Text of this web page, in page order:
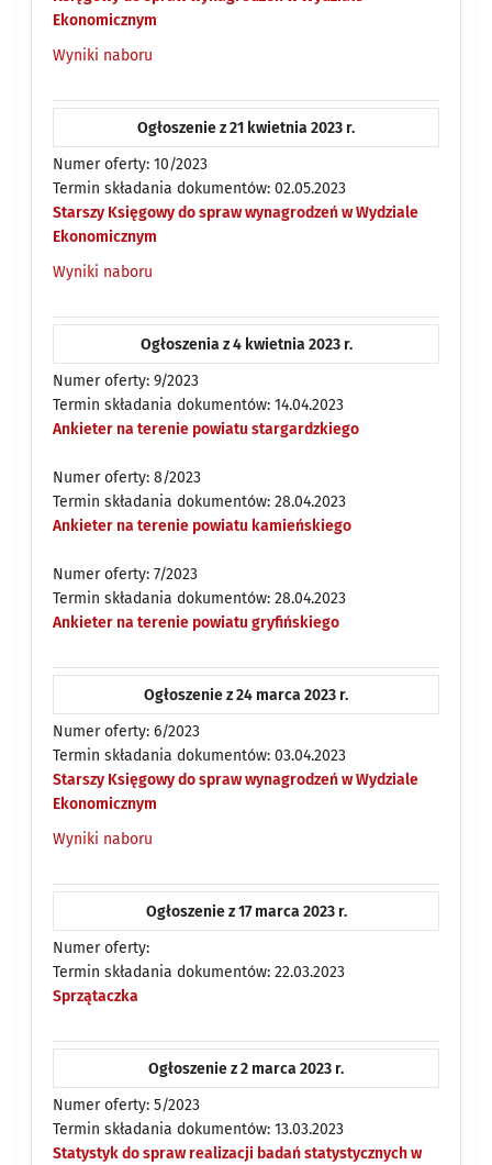
Ekonomicznym
Wyniki naboru
Ogłoszenie z 21 kwietnia 2023 r.
Numer oferty: 10/2023
Termin składania dokumentów: 02.05.2023
Starszy Księgowy do spraw wynagrodzeń w Wydziale
Ekonomicznym
Wyniki naboru
Ogłoszenia z 4 kwietnia 2023 r.
Numer oferty: 9/2023
Termin składania dokumentów: 14.04.2023
Ankieter na terenie powiatu stargardzkiego
Numer oferty: 8/2023
Termin składania dokumentów: 28.04.2023
Ankieter na terenie powiatu kamieńskiego
Numer oferty: 7/2023
Termin składania dokumentów: 28.04.2023
Ankieter na terenie powiatu gryfińskiego
Ogłoszenie z 24 marca 2023 r.
Numer oferty: 6/2023
Termin składania dokumentów: 03.04.2023
Starszy Księgowy do spraw wynagrodzeń w Wydziale
Ekonomicznym
Wyniki naboru
Ogłoszenie z 17 marca 2023 r.
Numer oferty:
Termin składania dokumentów: 22.03.2023
Sprzątaczka
Ogłoszenie z 2 marca 2023 r.
Numer oferty: 5/2023
Termin składania dokumentów: 13.03.2023
Statystyk do spraw realizacji badań statystycznych w